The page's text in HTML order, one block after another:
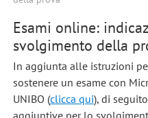
Esami online:
svolgimento della
In aggiunta alle istruzioni
sostenere un esame con
UNIBO (clicca qui), di